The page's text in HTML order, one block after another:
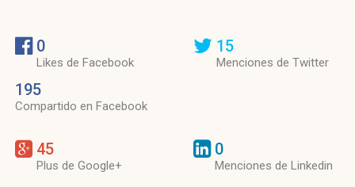
0
Likes de Facebook
195
Compartido en Facebook
15
Menciones de Twitter
45
Plus de Google+
0
Menciones de Linkedin